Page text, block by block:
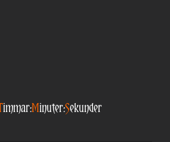
immar:Minuter:Sekunder